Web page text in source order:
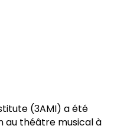
(3AMI) a été
au théâtre musical à